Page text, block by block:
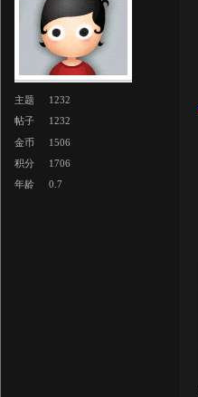
主题
1232
帖子
1232
金币
1506
积分
1706
年龄
0.7